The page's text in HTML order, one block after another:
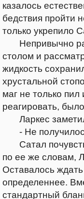
казалось
бедствия пройти
только укрепило
Непривычно
столом и
жидкость
хрустальной
маг не только пил
реагировать,
Ларкес заметил
- Не
Сатал
по ее же словам,
Оставалось
определеннее.
стандартный